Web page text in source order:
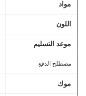
مواد
اللون
موعد التسليم
مصطلح الدفع
موك